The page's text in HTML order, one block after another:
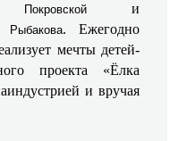
и
Рыбакова. Ежегодно
мечты детей-
проекта «Ёлка
и вручая